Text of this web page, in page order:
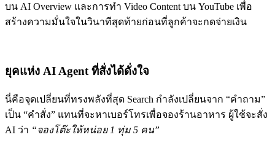
บน AI Overview และการทำ Video Content บน YouTube เพื่อ
สร้างความมั่นใจในวินาทีสุดท้ายก่อนที่ลูกค้าจะกดจ่ายเงิน
ยุคแห่ง AI Agent ที่สั่งได้ดั่งใจ
นี่คือจุดเปลี่ยนที่ทรงพลังที่สุด Search กำลังเปลี่ยนจาก “คำถาม”
เป็น “คำสั่ง” แทนที่จะหาเบอร์โทรเพื่อจองร้านอาหาร ผู้ใช้จะสั่ง
AI ว่า “จองโต๊ะให้หน่อย 1 ทุ่ม 5 คน”